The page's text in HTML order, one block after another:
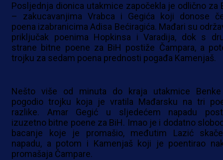
Posljednja dionica utakmice započekla je odlično za
– zakucavanjima Vrabca i Gegića koji donose
poena izabranicima Adisa Bećiragića. Mađari su
priključak poenima Hopkinsa i Varadija, dok s
strane bitne poene za BiH postiže Čampara, a
trojku za sedam poena prednosti pogađa Kamenjaš.
Nešto više od minuta do kraja utakmice
pogodio trojku koja je vratila Mađarsku na tri
razlike. Amar Gegić u sljedećem napadu
izuzetno bitne poene za BiH. Imao je i dodatno
bacanje koje je promašio, međutim Lazić
napadu, a potom i Kamenjaš koji je poentirao
promašaja Čampare.